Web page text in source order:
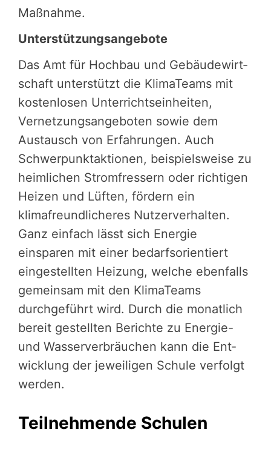
Maßnahme.
Unterstützungsangebote
Das Amt für Hochbau und Gebäu­de­wirt­
schaft unter­stützt die KlimaTeams mit
kostenlosen Unterrichtseinheiten,
Vernetzungsangeboten sowie dem
Austausch von Erfahrungen. Auch
Schwer­punk­tak­tio­nen, beispielsweise zu
heimlichen Strom­fres­sern oder richtigen
Heizen und Lüften, fördern ein
klimafreundlicheres Nutzerverhalten.
Ganz einfach lässt sich Energie
einsparen mit einer bedarfsorientiert
eingestellten Heizung, welche ebenfalls
gemeinsam mit den KlimaTeams
durchgeführt wird. Durch die monatlich
bereit gestellten Berichte zu Energie-
und Wasserverbräuchen kann die Ent­
wick­lung der jeweiligen Schule verfolgt
werden.
Teilnehmende Schulen